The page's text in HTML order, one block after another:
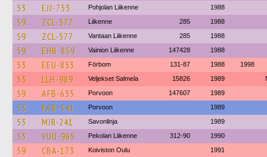
53 EJJ-753 Pohjolan Liikenne 1988
59 ZCL-577 Liikenne 285 1988
59 ZCL-577 Vantaan Liikenne 285 1988
59 EHB-859 Vainion Liikenne 147428 1988
53 EEU-853 Förbom 131-87 1988 1998
53 LLH-989 Veljekset Salmela 15826 1989
59 AFB-635 Porvoon 147607 1989
53 FAB-341 Porvoon 1989
53 MJR-241 Savonlinja 1989
53 VUU-965 Pekolan Liikenne 312-90 1990
59 CBA-173 Koiviston Oulu 1991